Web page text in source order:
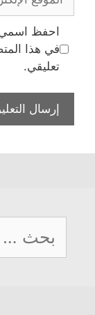
الإلكتروني
احفظ اسمي،
في هذا
تعليقي.
البحث
عن: